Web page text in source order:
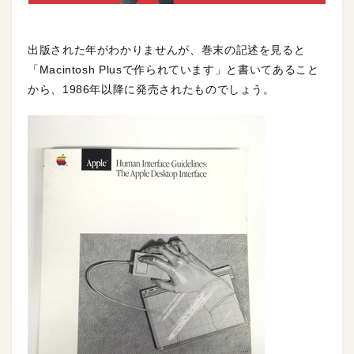
出版された年がわかりませんが、巻末の記述を見ると
「Macintosh Plusで作られています」と書いてあること
から、1986年以降に発売されたものでしょう。